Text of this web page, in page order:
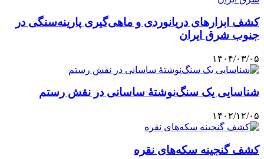
کشف ابزارهای دریانوردی و ماهی‌گیری پارینه‌سنگی در
جنوب شرق ایران
۱۴۰۴/۰۳/۰۵
شناسایی یک سنگ‌نوشتۀ ساسانی در نقش رستم
۱۴۰۲/۱۲/۰۵
کشف گنجینه سکه‌های نقره